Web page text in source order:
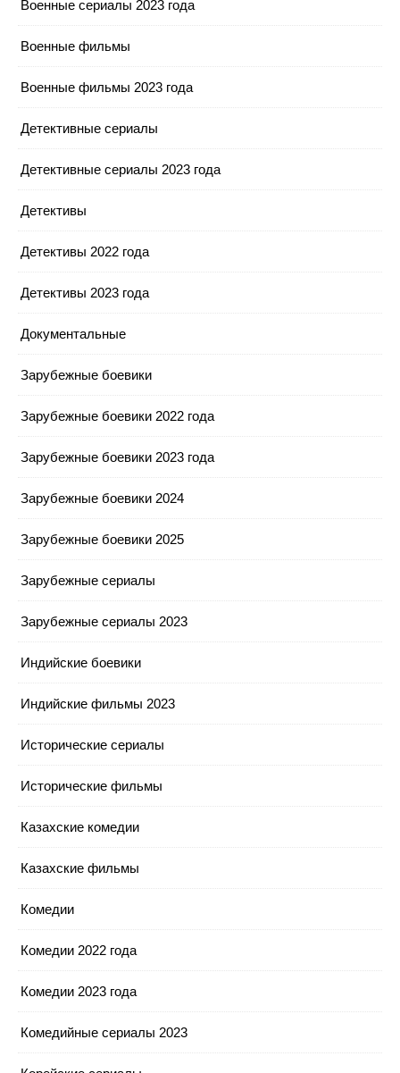
Военные сериалы 2023 года
Военные фильмы
Военные фильмы 2023 года
Детективные сериалы
Детективные сериалы 2023 года
Детективы
Детективы 2022 года
Детективы 2023 года
Документальные
Зарубежные боевики
Зарубежные боевики 2022 года
Зарубежные боевики 2023 года
Зарубежные боевики 2024
Зарубежные боевики 2025
Зарубежные сериалы
Зарубежные сериалы 2023
Индийские боевики
Индийские фильмы 2023
Исторические сериалы
Исторические фильмы
Казахские комедии
Казахские фильмы
Комедии
Комедии 2022 года
Комедии 2023 года
Комедийные сериалы 2023